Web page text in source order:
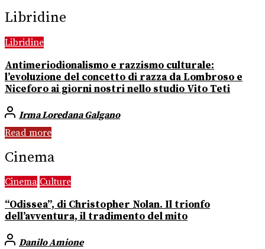
Libridine
Libridine
Antimeriodionalismo e razzismo culturale:
l’evoluzione del concetto di razza da Lombroso e
Niceforo ai giorni nostri nello studio Vito Teti
Irma Loredana Galgano
Read more
Cinema
Cinema Culture
“Odissea”, di Christopher Nolan. Il trionfo
dell’avventura, il tradimento del mito
Danilo Amione